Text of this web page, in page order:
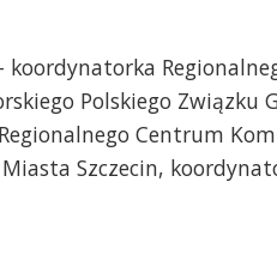
- koordynatorka
Polskiego Związku
Centrum
Szczecin,